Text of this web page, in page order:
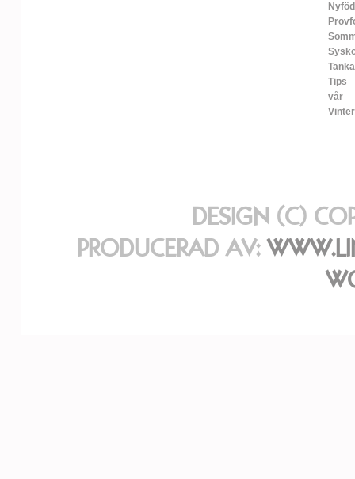
Tips
vår
Vinter
DESIGN (C)
PRODUCERAD AV: